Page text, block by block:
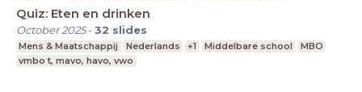
Quiz: Eten en drinken
October 2025-32 slides
Mens & Maatschappij Nederlands +1 Middelbare school
MBO
vmbo t, mavo, havo, vwo